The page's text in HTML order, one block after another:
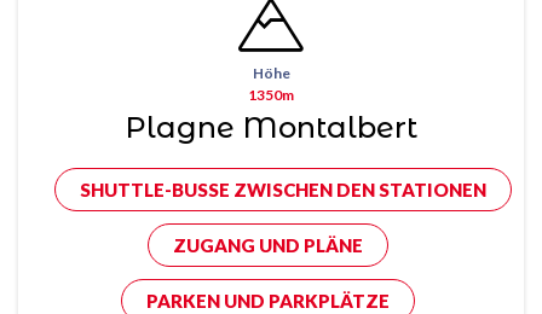
Höhe
1350m
Plagne Montalbert
SHUTTLE-BUSSE ZWISCHEN DEN STATIONEN
ZUGANG UND PLÄNE
PARKEN UND PARKPLÄTZE